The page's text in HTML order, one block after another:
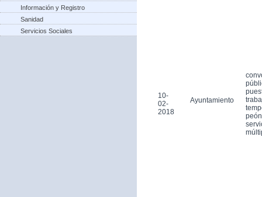
Información y Registro
Sanidad
Servicios Sociales
10-
02-
2018
Ayuntamiento